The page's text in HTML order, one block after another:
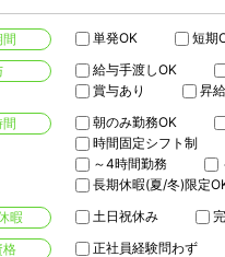
単発OK 短期
給与手渡しOK
賞与あり
昇
朝のみ勤務OK
時間固定シフト制
～4時間勤務
長期休暇(夏/冬)限定
暇
土日祝休み
格
正社員経験問わず